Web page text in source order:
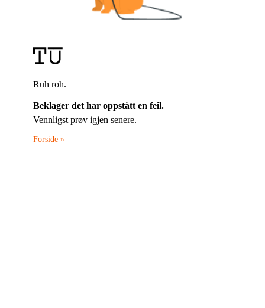
Ruh roh.
Beklager det har oppstått en feil.
Vennligst prøv igjen senere.
Forside »